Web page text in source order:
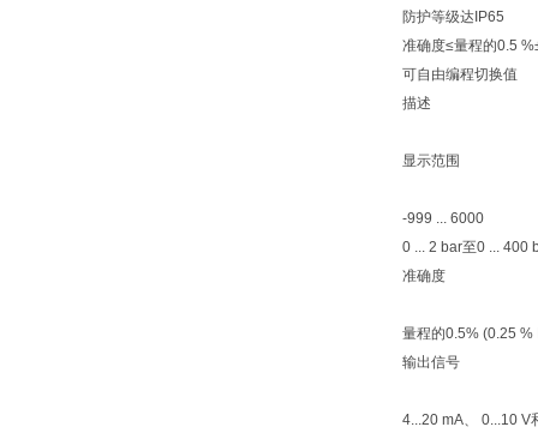
防护等级达IP65
准确度≤量程的0.5
可自由编程切换值
描述
显示范围
-999 ... 6000
0 ... 2 bar至0 ... 400
准确度
量程的0.5% (0.25 %
输出信号
4...20 mA、 0...10 V